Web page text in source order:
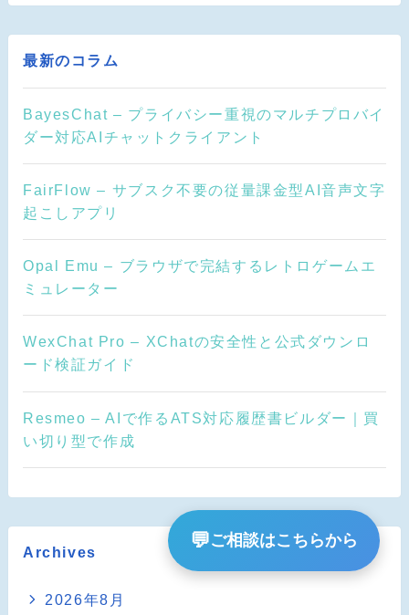
最新のコラム
BayesChat – プライバシー重視のマルチプロバイ
ダー対応AIチャットクライアント
FairFlow – サブスク不要の従量課金型AI音声文字
起こしアプリ
Opal Emu – ブラウザで完結するレトロゲームエ
ミュレーター
WexChat Pro – XChatの安全性と公式ダウンロ
ード検証ガイド
Resmeo – AIで作るATS対応履歴書ビルダー｜買
い切り型で作成
Archives
2026年8月
💬ご相談はこちらから